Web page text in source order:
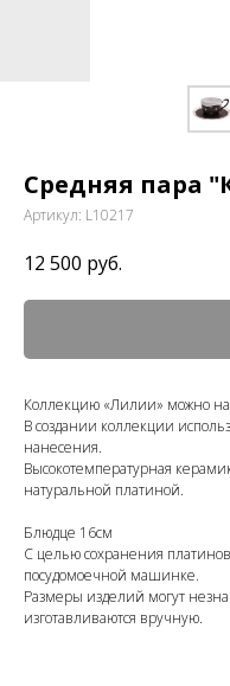
Средняя пара
Артикул: L10217
12 500 руб.
Коллекцию «Лилии» можно
В создании коллекции
нанесения.
Высокотемпературная
натуральной платиной.
Блюдце 16см
С целью сохранения
посудомоечной машинке.
Размеры изделий могут
изготавливаются вручную.